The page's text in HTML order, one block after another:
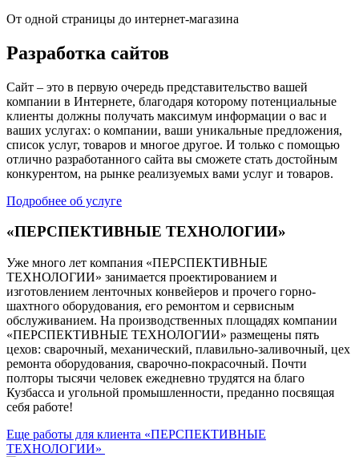
От одной страницы до интернет-магазина
Разработка сайтов
Сайт – это в первую очередь представительство вашей
компании в Интернете, благодаря которому потенциальные
клиенты должны получать максимум информации о вас и
ваших услугах: о компании, ваши уникальные предложения,
список услуг, товаров и многое другое. И только с помощью
отлично разработанного сайта вы сможете стать достойным
конкурентом, на рынке реализуемых вами услуг и товаров.
Подробнее об услуге
«ПЕРСПЕКТИВНЫЕ ТЕХНОЛОГИИ»
Уже много лет компания «ПЕРСПЕКТИВНЫЕ
ТЕХНОЛОГИИ» занимается проектированием и
изготовлением ленточных конвейеров и прочего горно-
шахтного оборудования, его ремонтом и сервисным
обслуживанием. На производственных площадях компании
«ПЕРСПЕКТИВНЫЕ ТЕХНОЛОГИИ» размещены пять
цехов: сварочный, механический, плавильно-заливочный, цех
ремонта оборудования, сварочно-покрасочный. Почти
полторы тысячи человек ежедневно трудятся на благо
Кузбасса и угольной промышленности, преданно посвящая
себя работе!
Еще работы для клиента «ПЕРСПЕКТИВНЫЕ
ТЕХНОЛОГИИ»